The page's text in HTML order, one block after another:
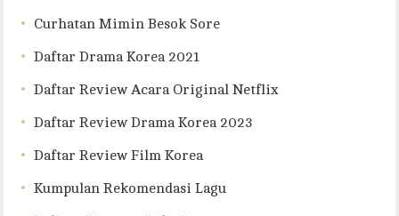
Curhatan Mimin Besok Sore
Daftar Drama Korea 2021
Daftar Review Acara Original Netflix
Daftar Review Drama Korea 2023
Daftar Review Film Korea
Kumpulan Rekomendasi Lagu